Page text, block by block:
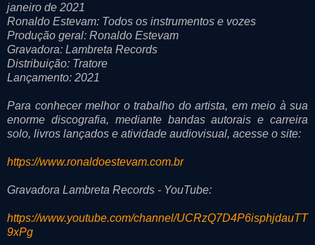
janeiro de 2021
Ronaldo Estevam: Todos os instrumentos e vozes
Produção geral: Ronaldo Estevam
Gravadora: Lambreta Records
Distribuição: Tratore
Lançamento: 2021
Para conhecer melhor o trabalho do artista, em meio à sua
enorme discografia, mediante bandas autorais e carreira
solo, livros lançados e atividade audiovisual, acesse o site:
https://www.ronaldoestevam.com.br
Gravadora Lambreta Records - YouTube:
https://www.youtube.com/channel/UCRzQ7D4P6isphjdauTT
9xPg